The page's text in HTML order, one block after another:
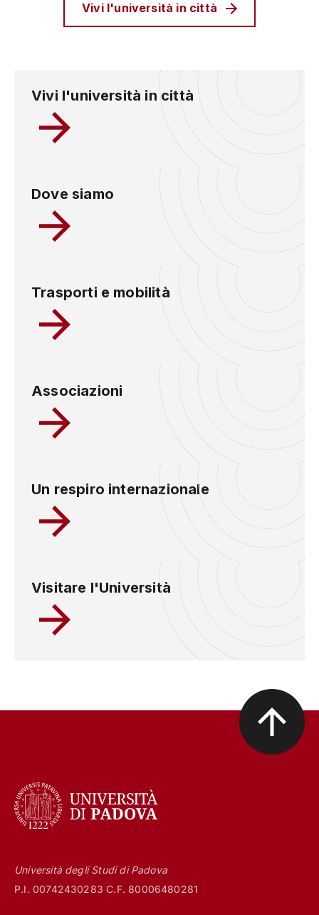
Vivi l'università in città
Vivi l'università in città
Dove siamo
Trasporti e mobilità
Associazioni
Un respiro internazionale
Visitare l'Università
Università degli Studi di Padova
P.I. 00742430283 C.F. 80006480281